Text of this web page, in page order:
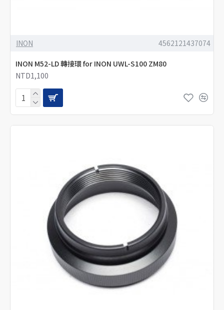
INON 4562121437074
INON M52-LD 轉接環 for INON UWL-S100 ZM80
NTD1,100